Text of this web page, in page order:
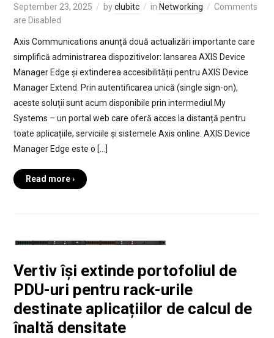
September 23, 2025 byclubitc in Networking
Comments
are Disabled
Axis Communications anunță două actualizări importante care
simplifică administrarea dispozitivelor: lansarea AXIS Device
Manager Edge și extinderea accesibilității pentru AXIS Device
Manager Extend. Prin autentificarea unică (single sign-on),
aceste soluții sunt acum disponibile prin intermediul My
Systems – un portal web care oferă acces la distanță pentru
toate aplicațiile, serviciile și sistemele Axis online. AXIS Device
Manager Edge este o […]
Read more ›
Vertiv își extinde portofoliul de
PDU-uri pentru rack-urile
destinate aplicațiilor de calcul de
înaltă densitate